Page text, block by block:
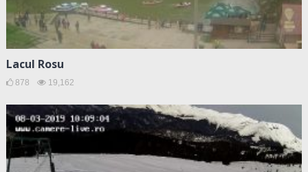
Lacul Rosu
878 19,162